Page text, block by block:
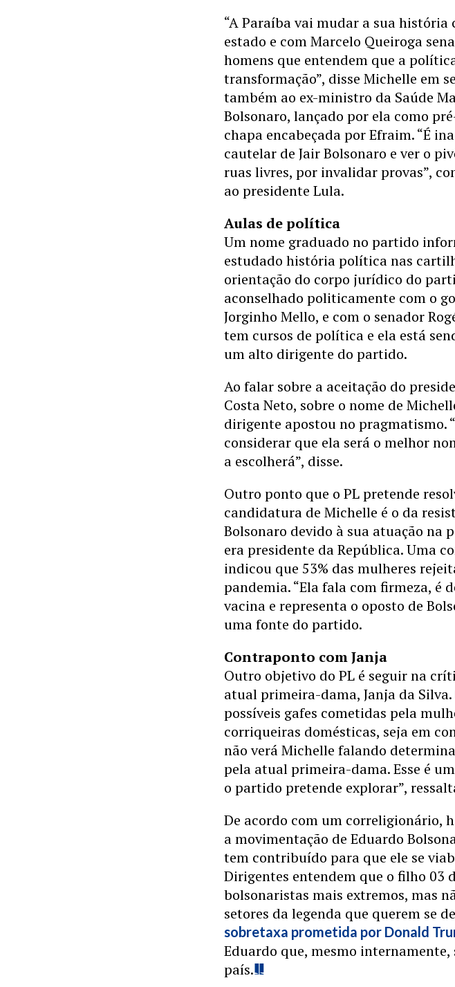
“A Paraíba vai mudar a sua história
estado e com Marcelo Queiroga
homens que entendem que a
transformação”, disse Michelle em
também ao ex-ministro da Saúde
Bolsonaro, lançado por ela como
chapa encabeçada por Efraim. “É
cautelar de Jair Bolsonaro e ver o
ruas livres, por invalidar provas”,
ao presidente Lula.
Aulas de política
Um nome graduado no partido
estudado história política nas
orientação do corpo jurídico do
aconselhado politicamente com o
Jorginho Mello, e com o senador
tem cursos de política e ela está
um alto dirigente do partido.
Ao falar sobre a aceitação do
Costa Neto, sobre o nome de
dirigente apostou no pragmatismo.
considerar que ela será o melhor
a escolherá”, disse.
Outro ponto que o PL pretende
candidatura de Michelle é o da
Bolsonaro devido à sua atuação na
era presidente da República. Uma
indicou que 53% das mulheres
pandemia. “Ela fala com firmeza, é
vacina e representa o oposto de
uma fonte do partido.
Contraponto com Janja
Outro objetivo do PL é seguir na
atual primeira-dama, Janja da
possíveis gafes cometidas pela
corriqueiras domésticas, seja em
não verá Michelle falando
pela atual primeira-dama. Esse é
o partido pretende explorar”,
De acordo com um correligionário,
a movimentação de Eduardo
tem contribuído para que ele se
Dirigentes entendem que o filho 03
bolsonaristas mais extremos, mas
setores da legenda que querem se
sobretaxa prometida por Donald
Eduardo que, mesmo
país.